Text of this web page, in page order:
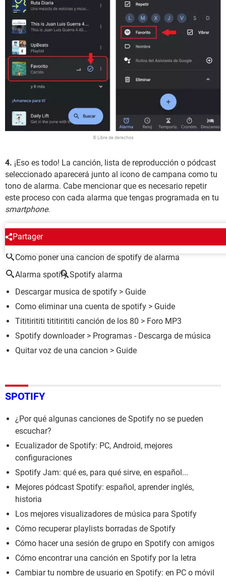
© Libre de derechos
4. ¡Eso es todo! La canción, lista de reproducción o pódcast
seleccionado aparecerá junto al icono de campana como tu
tono de alarma. Cabe mencionar que es necesario repetir
este proceso con cada alarma que tengas programada en tu
smartphone.
Partager
ALREDEDOR DEL MISMO TEMA
Como poner una cancion de spotify de alarma
Alarma spotify Spotify alarma
Descargar musica de spotify > Guide
Como eliminar una cuenta de spotify > Guide
Tititirititi tititirititi canción de los 80 > Foro MP3
Spotify downloader> Programas - Descarga de música
Quitar voz de una cancion > Guide
SPOTIFY
¿Por qué algunas canciones de Spotify no se pueden
escuchar?
Ecualizador de Spotify: PC, Android, mejores
configuraciones
Spotify Jam: qué es, para qué sirve, en español...
Mejores pódcast Spotify: español, aprender inglés,
historia
Los mejores visualizadores de música para Spotify
Cómo recuperar playlists borradas de Spotify
Cómo hacer una sesión de grupo en Spotify con amigos
Cómo encontrar una canción en Spotify por la letra
Cambiar tu nombre de usuario en Spotify: en PC o móvil